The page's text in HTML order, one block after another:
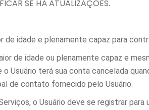
SE HÁ ATUALIZAÇÕES.
de idade e plenamente capaz para
de idade ou plenamente capaz e
Usuário terá sua conta cancelada
de contato fornecido pelo Usuário.
o Usuário deve se registrar